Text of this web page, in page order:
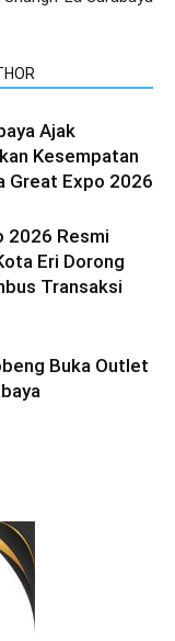
Ajak
Kesempatan
Great Expo 2026
2026 Resmi
Eri Dorong
Transaksi
Buka Outlet